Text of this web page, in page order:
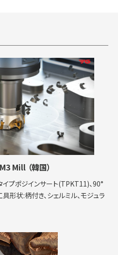
Mill （韓国）
イプポジインサート(TPKT11)、90°
状:柄付き、シェルミル、モジュラ